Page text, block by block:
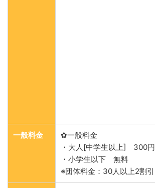
一般料金
✿一般料金
・大人[中学生以上] 300円
・小学生以下 無料
※団体料金：30人以上2割引